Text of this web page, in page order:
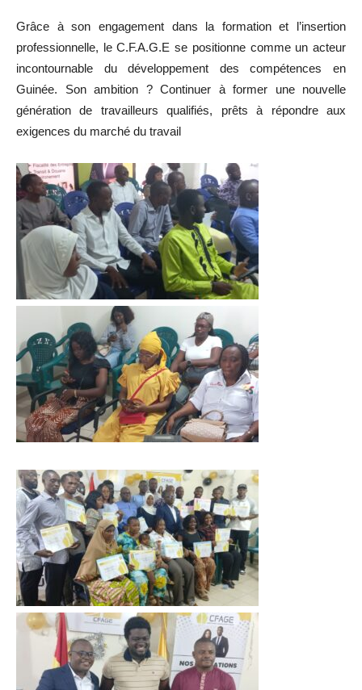
Grâce à son engagement dans la formation et l’insertion
professionnelle, le C.F.A.G.E se positionne comme un acteur
incontournable du développement des compétences en
Guinée. Son ambition ? Continuer à former une nouvelle
génération de travailleurs qualifiés, prêts à répondre aux
exigences du marché du travail